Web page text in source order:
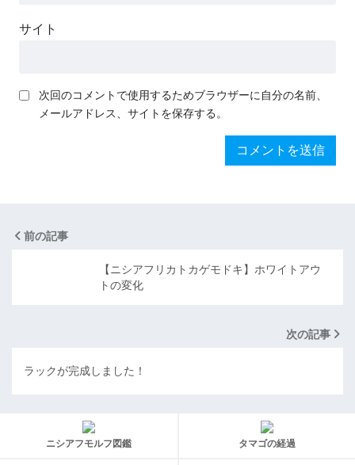
サイト
次回のコメントで使用するためブラウザーに自分の名前、
メールアドレス、サイトを保存する。
前の記事
【ニシアフリカトカゲモドキ】ホワイトアウ
トの変化
次の記事
ラックが完成しました！
ニシアフモルフ図鑑 タマゴの経過